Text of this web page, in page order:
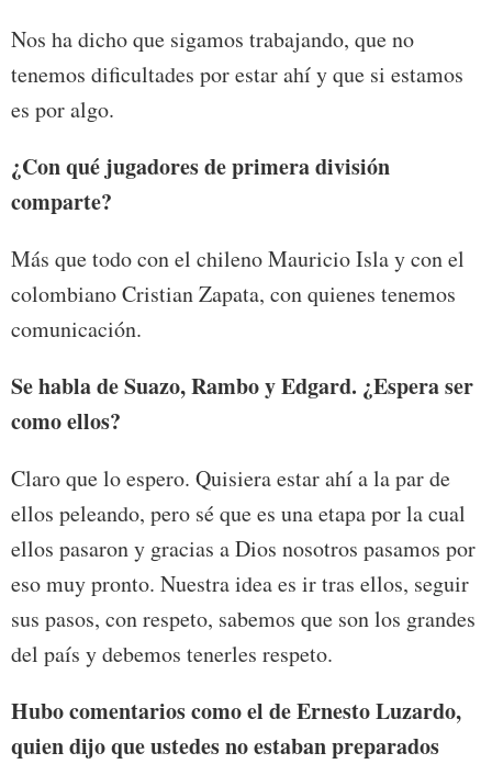
Nos ha dicho que sigamos trabajando, que no
tenemos dificultades por estar ahí y que si estamos
es por algo.
¿Con qué jugadores de primera división
comparte?
Más que todo con el chileno Mauricio Isla y con el
colombiano Cristian Zapata, con quienes tenemos
comunicación.
Se habla de Suazo, Rambo y Edgard. ¿Espera ser
como ellos?
Claro que lo espero. Quisiera estar ahí a la par de
ellos peleando, pero sé que es una etapa por la cual
ellos pasaron y gracias a Dios nosotros pasamos por
eso muy pronto. Nuestra idea es ir tras ellos, seguir
sus pasos, con respeto, sabemos que son los grandes
del país y debemos tenerles respeto.
Hubo comentarios como el de Ernesto Luzardo,
quien dijo que ustedes no estaban preparados